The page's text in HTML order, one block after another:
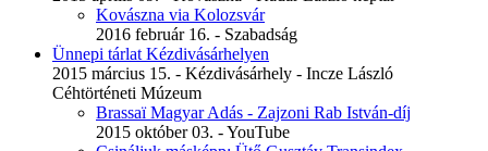
Kovászna via Kolozsvár
2016 február 16. - Szabadság
Ünnepi tárlat Kézdivásárhelyen
2015 március 15. - Kézdivásárhely - Incze László
Céhtörténeti Múzeum
Brassaï Magyar Adás - Zajzoni Rab István-díj
2015 október 03. - YouTube